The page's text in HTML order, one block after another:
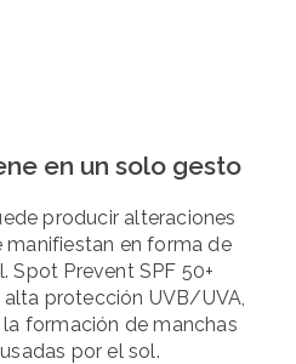
en un solo gesto
producir alteraciones
manifiestan en forma de
Spot Prevent SPF 50+
protección UVB/UVA,
formación de manchas
por el sol.